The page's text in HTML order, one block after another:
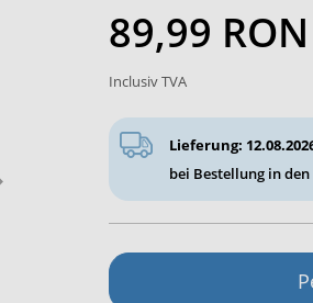
89,99 RON
Inclusiv TVA
Lieferung:
bei Bestellung in